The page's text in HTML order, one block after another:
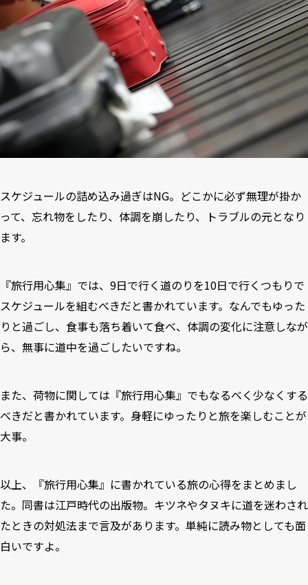
スケジュールの詰め込み過ぎはNG。どこかに必ず無理が掛か
って、忘れ物をしたり、体調を崩したり、トラブルの元となり
ます。
『旅行用心集』では、9日で行く道のりを10日で行くつもりで
スケジュールを組むべきだと書かれています。なんでもゆった
りと過ごし、食事も落ち着いて食べ、体調の変化に注意しなが
ら、無事に道中を過ごしたいですね。
また、荷物に関しては『旅行用心集』でもなるべく少なくする
べきだと書かれています。身軽にゆったりと旅を楽しむことが
大事。
以上、『旅行用心集』に書かれている旅の心得をまとめまし
た。同書は江戸時代の出版物。キツネやタヌキに道を迷わされ
たときの対処法まで言及があります。単純に読み物としても面
白いですよ。